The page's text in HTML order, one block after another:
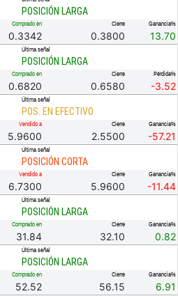
POSICIÓN LARGA
Comprado en
0.3342
Cierre
0.3800
Ganancia%
13.70
Última señal
POSICIÓN LARGA
Comprado en
0.6820
Cierre
0.6580
Pérdida%
-3.52
Última señal
POS. EN EFECTIVO
Vendido a
5.9600
Cierre
2.5500
Ganancia%
-57.21
Última señal
POSICIÓN CORTA
Vendido a
6.7300
Cierre
5.9600
Ganancia%
-11.44
Última señal
POSICIÓN LARGA
Comprado en
31.84
Cierre
32.10
Ganancia%
0.82
Última señal
POSICIÓN LARGA
Comprado en
52.52
Cierre
56.15
Ganancia%
6.91